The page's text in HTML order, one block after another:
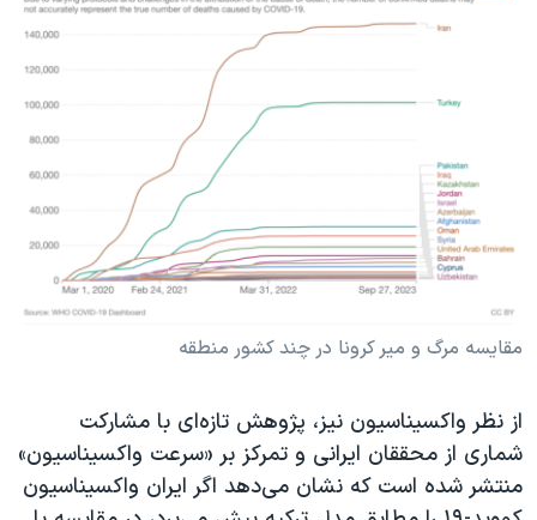
مقایسه مرگ و میر کرونا در چند کشور منطقه
از نظر واکسیناسیون نیز، پژوهش تازه‌ای با مشارکت
شماری از محققان ایرانی و تمرکز بر «سرعت واکسیناسیون»
منتشر شده است که نشان می‌دهد اگر ایران واکسیناسیون